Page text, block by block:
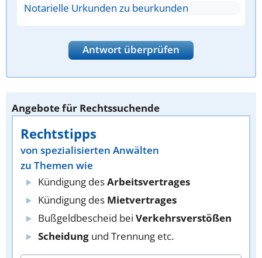
Notarielle Urkunden zu beurkunden
Antwort überprüfen
Angebote für Rechtssuchende
Rechtstipps
von spezialisierten Anwälten
zu Themen wie
Kündigung desArbeitsvertrages
Kündigung des Mietvertrages
Bußgeldbescheid bei Verkehrsverstößen
Scheidung und Trennung etc.